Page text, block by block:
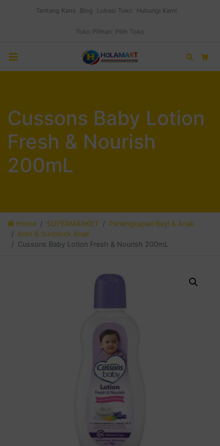
Tentang Kami Blog Lokasi Toko Hubungi Kami
Toko Pilihan: Pilih Toko
Search
Cussons Baby Lotion
Fresh & Nourish
200mL
Home SUPERMARKET
Perlengkapan Bayi & Anak
Krim & Sunblock Anak
Cussons Baby Lotion Fresh & Nourish 200mL